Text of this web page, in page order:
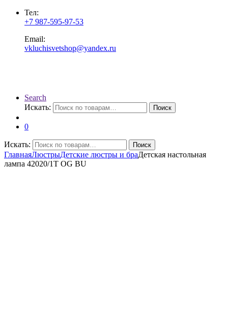
Тел:
+7 987-595-97-53
Email:
vkluchisvetshop@yandex.ru
Search
Искать:
Поиск
0
Искать: Поиск
ГлавнаяЛюстрыДетские люстры и браДетская настольная
лампа 42020/1T OG BU